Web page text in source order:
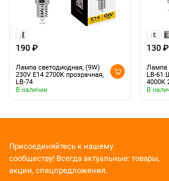
190 ₽
Лампа светодиодная, (9W)
230V E14 2700K прозрачная,
LB-74
В наличии
130 ₽
Лампа
LB-61
4000K
В
Присоединяйтесь к нашему
сообществу! Всегда актуальные: товары,
акции, спецпредложения.